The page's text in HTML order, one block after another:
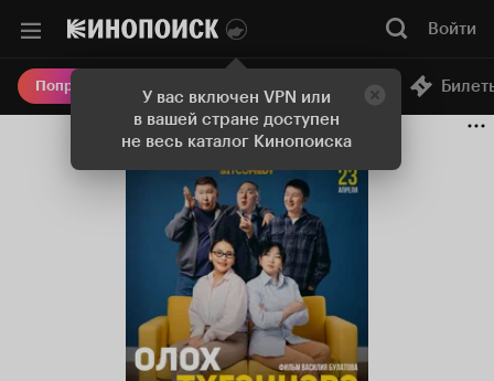
У вас включен VPN или
в вашей стране доступен
не весь каталог Кинопоиска
Войти
Попробовать Плюс Онлайн-кинотеатр